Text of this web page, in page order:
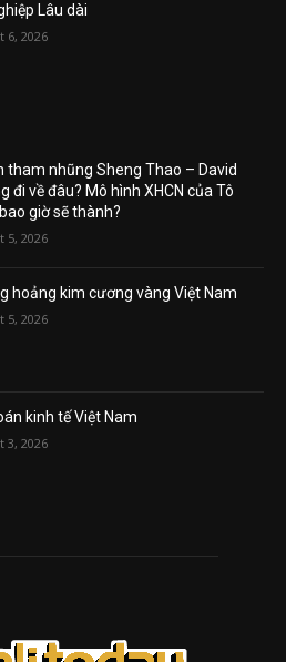
Lâu dài
6, 2026
tham nhũng Sheng Thao – David
đi về đâu? Mô hình XHCN của Tô
giờ sẽ thành?
5, 2026
hoảng kim cương vàng Việt Nam
5, 2026
kinh tế Việt Nam
3, 2026